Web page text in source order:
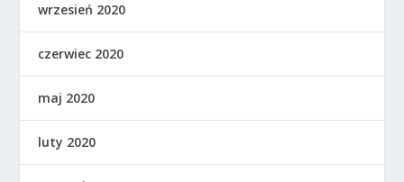
wrzesień 2020
czerwiec 2020
maj 2020
luty 2020